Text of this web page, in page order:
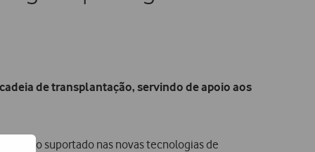
de transplantação, servindo de apoio aos
projeto suportado nas novas tecnologias de